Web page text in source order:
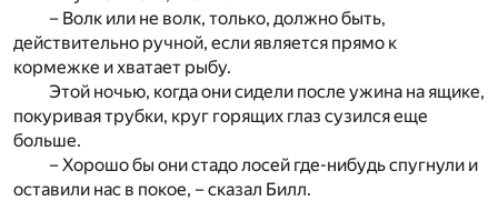
– Волк или не волк, только, должно быть,
действительно ручной, если является прямо к
кормежке и хватает рыбу.
Этой ночью, когда они сидели после ужина на ящике,
покуривая трубки, круг горящих глаз сузился еще
больше.
– Хорошо бы они стадо лосей где-нибудь спугнули и
оставили нас в покое, – сказал Билл.